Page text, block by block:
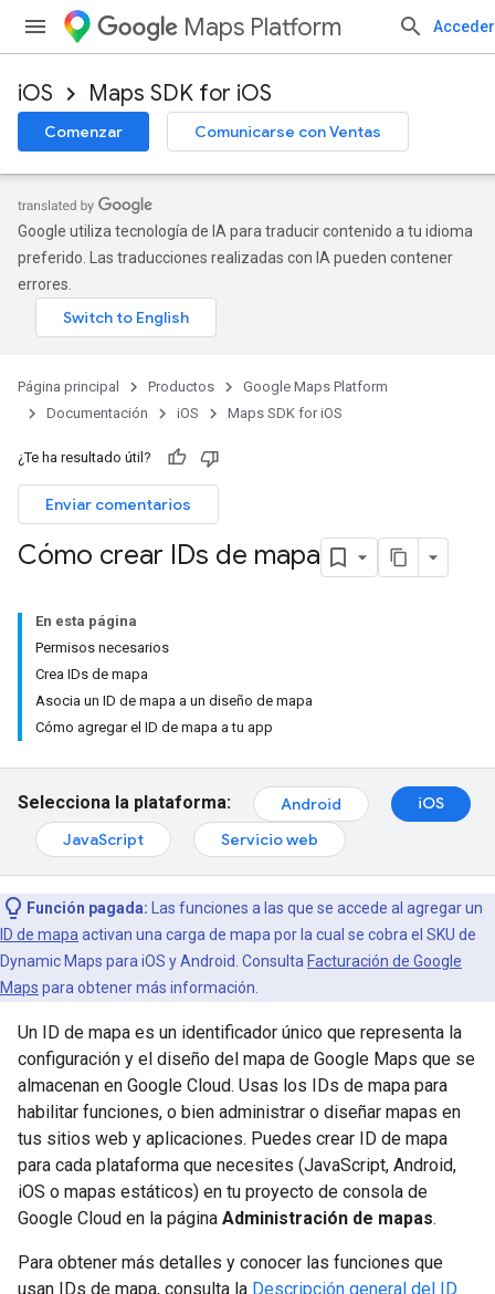
Maps Platform Acceder
iOS Maps SDK for iOS
Comenzar Comunicarse con Ventas
Google utiliza tecnología de IA para traducir contenido a tu idioma
preferido. Las traducciones realizadas con IA pueden contener
errores.
Página principal Productos
Google Maps Platform
Documentación
iOS Maps SDK for iOS
¿Te ha resultado útil?
Enviar comentarios
Cómo crear IDs de mapa
En esta página
Permisos necesarios
Crea IDs de mapa
Asocia un ID de mapa a un diseño de mapa
Cómo agregar el ID de mapa a tu app
Selecciona la plataforma: Android
iOS
JavaScript
Servicio web
Función pagada: Las funciones a las que se accede al agregar un
ID de mapa activan una carga de mapa por la cual se cobra el SKU de
Dynamic Maps para iOS y Android. Consulta Facturación de Google
Maps para obtener más información.
Un ID de mapa es un identificador único que representa la
configuración y el diseño del mapa de Google Maps que se
almacenan en Google Cloud. Usas los IDs de mapa para
habilitar funciones, o bien administrar o diseñar mapas en
tus sitios web y aplicaciones. Puedes crear ID de mapa
para cada plataforma que necesites (JavaScript, Android,
iOS o mapas estáticos) en tu proyecto de consola de
Google Cloud en la página Administración de mapas.
Para obtener más detalles y conocer las funciones que
usan IDs de mapa, consulta la Descripción general del ID